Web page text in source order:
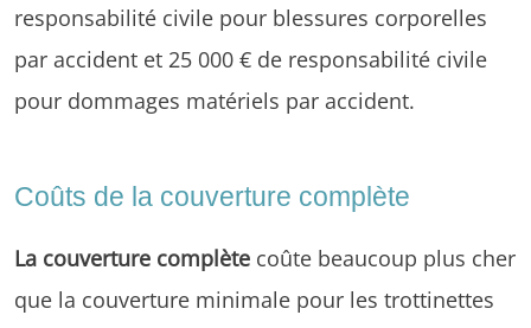
responsabilité civile pour blessures corporelles
par accident et 25 000 € de responsabilité civile
pour dommages matériels par accident.
Coûts de la couverture complète
La couverture complète coûte beaucoup plus cher
que la couverture minimale pour les trottinettes